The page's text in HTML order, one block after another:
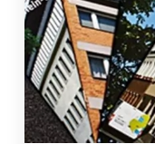
Wohnimmobilien